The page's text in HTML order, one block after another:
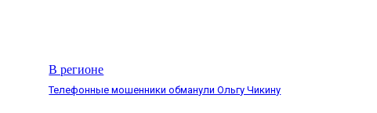
В регионе
Телефонные мошенники обманули Ольгу Чикину